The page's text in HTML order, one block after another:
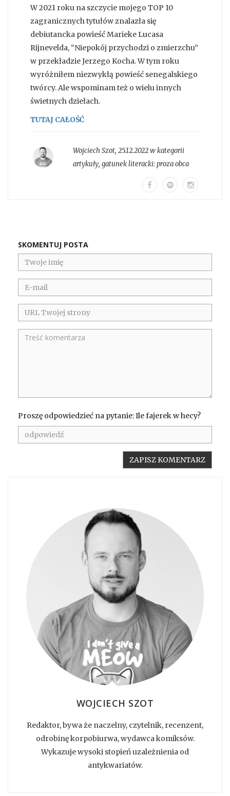
W 2021 roku na szczycie mojego TOP 10
zagranicznych tytułów znalazła się
debiutancka powieść Marieke Lucasa
Rijnevelda, “Niepokój przychodzi o zmierzchu”
w przekładzie Jerzego Kocha. W tym roku
wyróżniłem niezwykłą powieść senegalskiego
twórcy. Ale wspominam też o wielu innych
świetnych dziełach.
TUTAJ CAŁOŚĆ
Wojciech Szot, 25.12.2022 w kategorii
artykuły, gatunek literacki:proza obca
SKOMENTUJ POSTA
Proszę odpowiedzieć na pytanie: Ile fajerek w hecy?
WOJCIECH SZOT
Redaktor, bywa że naczelny, czytelnik, recenzent,
odrobinę korpobiurwa, wydawca komiksów.
Wykazuje wysoki stopień uzależnienia od
antykwariatów.